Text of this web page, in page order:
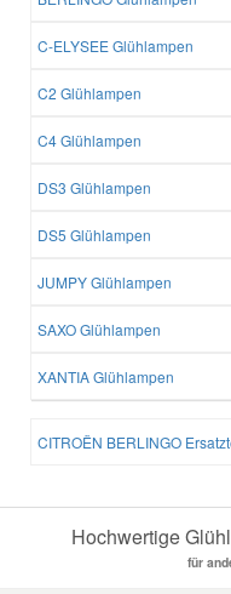
C-ELYSEE Glühlampen
C2 Glühlampen
C4 Glühlampen
DS3 Glühlampen
DS5 Glühlampen
JUMPY Glühlampen
SAXO Glühlampen
XANTIA Glühlampen
CITROËN BERLINGO
Hochwertige
für